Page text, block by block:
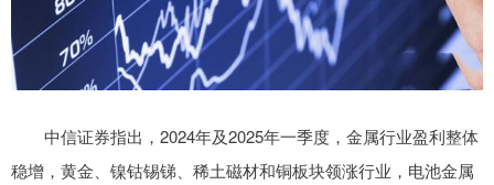
中信证券指出，2024年及2025年一季度，金属行业盈利整体
稳增，黄金、镍钴锡锑、稀土磁材和铜板块领涨行业，电池金属